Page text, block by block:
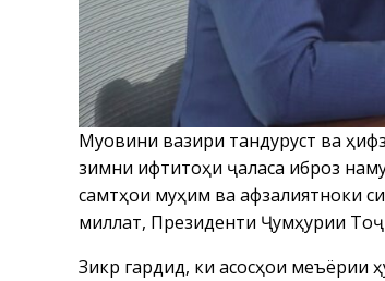
Муовини вазири тандурустӣ ва
зимни ифтитоҳи ҷаласа иброз
самтҳои муҳим ва афзалиятноки
миллат, Президенти Ҷумҳурии
Зикр гардид, ки асосҳои